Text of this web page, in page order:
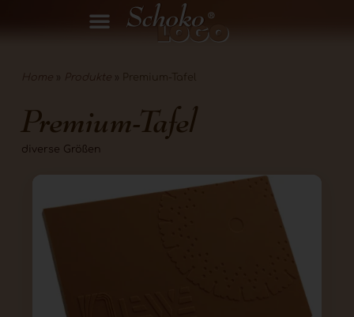
Home Produkte Premium-Tafel
Premium-Tafel
diverse Größen